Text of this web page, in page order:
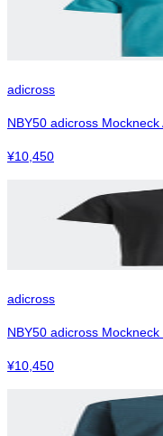
adicross
NBY50 adicross Mockneck
¥10,450
adicross
NBY50 adicross Mockneck
¥10,450